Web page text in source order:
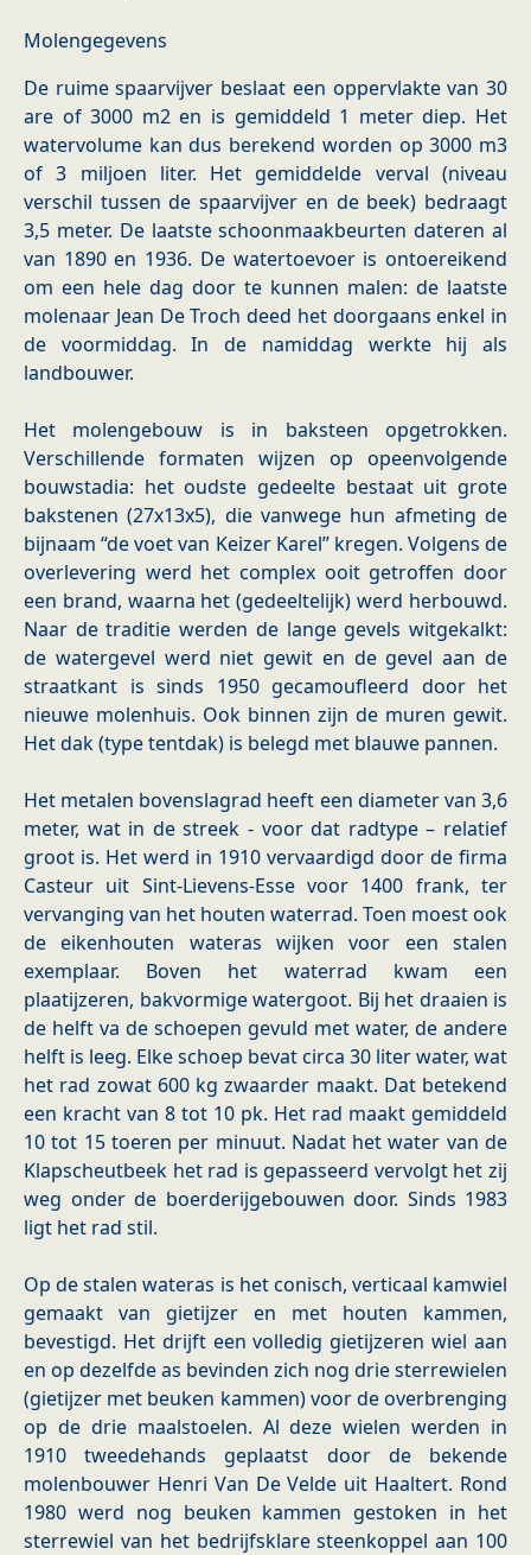
Molengegevens
De ruime spaarvijver beslaat een oppervlakte van 30
are of 3000 m2 en is gemiddeld 1 meter diep. Het
watervolume kan dus berekend worden op 3000 m3
of 3 miljoen liter. Het gemiddelde verval (niveau
verschil tussen de spaarvijver en de beek) bedraagt
3,5 meter. De laatste schoonmaakbeurten dateren al
van 1890 en 1936. De watertoevoer is ontoereikend
om een hele dag door te kunnen malen: de laatste
molenaar Jean De Troch deed het doorgaans enkel in
de voormiddag. In de namiddag werkte hij als
landbouwer.
Het molengebouw is in baksteen opgetrokken.
Verschillende formaten wijzen op opeenvolgende
bouwstadia: het oudste gedeelte bestaat uit grote
bakstenen (27x13x5), die vanwege hun afmeting de
bijnaam “de voet van Keizer Karel” kregen. Volgens de
overlevering werd het complex ooit getroffen door
een brand, waarna het (gedeeltelijk) werd herbouwd.
Naar de traditie werden de lange gevels witgekalkt:
de watergevel werd niet gewit en de gevel aan de
straatkant is sinds 1950 gecamoufleerd door het
nieuwe molenhuis. Ook binnen zijn de muren gewit.
Het dak (type tentdak) is belegd met blauwe pannen.
Het metalen bovenslagrad heeft een diameter van 3,6
meter, wat in de streek - voor dat radtype – relatief
groot is. Het werd in 1910 vervaardigd door de firma
Casteur uit Sint-Lievens-Esse voor 1400 frank, ter
vervanging van het houten waterrad. Toen moest ook
de eikenhouten wateras wijken voor een stalen
exemplaar. Boven het waterrad kwam een
plaatijzeren, bakvormige watergoot. Bij het draaien is
de helft va de schoepen gevuld met water, de andere
helft is leeg. Elke schoep bevat circa 30 liter water, wat
het rad zowat 600 kg zwaarder maakt. Dat betekend
een kracht van 8 tot 10 pk. Het rad maakt gemiddeld
10 tot 15 toeren per minuut. Nadat het water van de
Klapscheutbeek het rad is gepasseerd vervolgt het zij
weg onder de boerderijgebouwen door. Sinds 1983
ligt het rad stil.
Op de stalen wateras is het conisch, verticaal kamwiel
gemaakt van gietijzer en met houten kammen,
bevestigd. Het drijft een volledig gietijzeren wiel aan
en op dezelfde as bevinden zich nog drie sterrewielen
(gietijzer met beuken kammen) voor de overbrenging
op de drie maalstoelen. Al deze wielen werden in
1910 tweedehands geplaatst door de bekende
molenbouwer Henri Van De Velde uit Haaltert. Rond
1980 werd nog beuken kammen gestoken in het
sterrewiel van het bedrijfsklare steenkoppel aan 100